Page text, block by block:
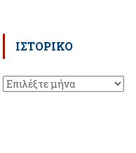
ΙΣΤΟΡΙΚΌ
Ιστορικό